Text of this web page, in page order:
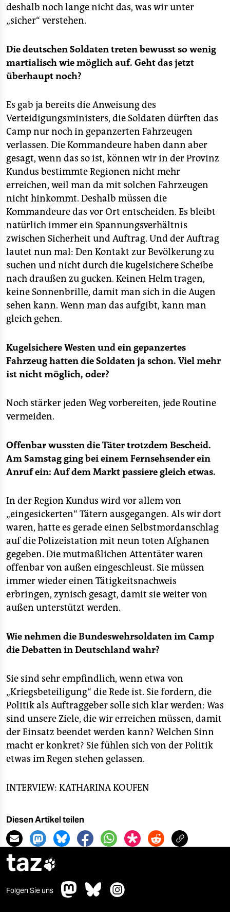
deshalb noch lange nicht das, was wir unter
„sicher“ verstehen.
Die deutschen Soldaten treten bewusst so wenig
martialisch wie möglich auf. Geht das jetzt
überhaupt noch?
Es gab ja bereits die Anweisung des
Verteidigungsministers, die Soldaten dürften das
Camp nur noch in gepanzerten Fahrzeugen
verlassen. Die Kommandeure haben dann aber
gesagt, wenn das so ist, können wir in der Provinz
Kundus bestimmte Regionen nicht mehr
erreichen, weil man da mit solchen Fahrzeugen
nicht hinkommt. Deshalb müssen die
Kommandeure das vor Ort entscheiden. Es bleibt
natürlich immer ein Spannungsverhältnis
zwischen Sicherheit und Auftrag. Und der Auftrag
lautet nun mal: Den Kontakt zur Bevölkerung zu
suchen und nicht durch die kugelsichere Scheibe
nach draußen zu gucken. Keinen Helm tragen,
keine Sonnenbrille, damit man sich in die Augen
sehen kann. Wenn man das aufgibt, kann man
gleich gehen.
Kugelsichere Westen und ein gepanzertes
Fahrzeug hatten die Soldaten ja schon. Viel mehr
ist nicht möglich, oder?
Noch stärker jeden Weg vorbereiten, jede Routine
vermeiden.
Offenbar wussten die Täter trotzdem Bescheid.
Am Samstag ging bei einem Fernsehsender ein
Anruf ein: Auf dem Markt passiere gleich etwas.
In der Region Kundus wird vor allem von
„eingesickerten“ Tätern ausgegangen. Als wir dort
waren, hatte es gerade einen Selbstmordanschlag
auf die Polizeistation mit neun toten Afghanen
gegeben. Die mutmaßlichen Attentäter waren
offenbar von außen eingeschleust. Sie müssen
immer wieder einen Tätigkeitsnachweis
erbringen, zynisch gesagt, damit sie weiter von
außen unterstützt werden.
Wie nehmen die Bundeswehrsoldaten im Camp
die Debatten in Deutschland wahr?
Sie sind sehr empfindlich, wenn etwa von
„Kriegsbeteiligung“ die Rede ist. Sie fordern, die
Politik als Auftraggeber solle sich klar werden: Was
sind unsere Ziele, die wir erreichen müssen, damit
der Einsatz beendet werden kann? Welchen Sinn
macht er konkret? Sie fühlen sich von der Politik
etwas im Regen stehen gelassen.
INTERVIEW: KATHARINA KOUFEN
Diesen Artikel teilen
taz
Folgen Sie uns